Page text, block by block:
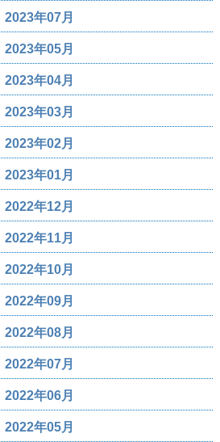
2023年07月
2023年05月
2023年04月
2023年03月
2023年02月
2023年01月
2022年12月
2022年11月
2022年10月
2022年09月
2022年08月
2022年07月
2022年06月
2022年05月